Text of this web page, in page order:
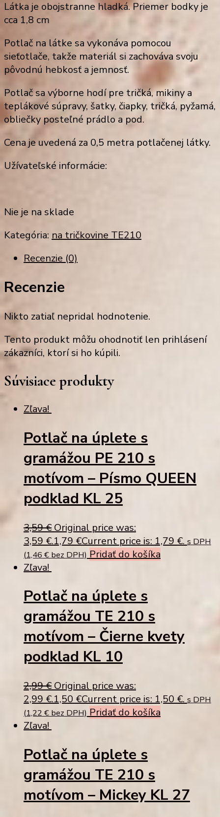
Látka je obojstranne hladká. Priemer bodky je
cca 1,8 cm
Potlač na látke sa vykonáva pomocou
sieťotlače, takže materiál si zachováva svoju
pôvodnú hebkosť a jemnosť.
Potlač sa výborne hodí pre tričká, mikiny a
teplákové súpravy, šatky, čiapky, tričká, pyžamá,
obliečky posteľné prádlo a pod.
Cena je uvedená za 0,5 metra potlačenej látky.
Užívateľské informácie:
Nie je na sklade
Kategória: na tričkovine TE210
Recenzie (0)
Recenzie
Nikto zatiaľ nepridal hodnotenie.
Tento produkt môžu ohodnotiť len prihlásení
zákazníci, ktorí si ho kúpili.
Súvisiace produkty
Zľava!
Potlač na úplete s
gramážou PE 210 s
motívom – Písmo QUEEN
podklad KL 25
3,59€ Original price was:
3,59 €.1,79 €Current price is: 1,79 €. s DPH
(1,46 € bez DPH) Pridať do košíka
Zľava!
Potlač na úplete s
gramážou TE 210 s
motívom – Čierne kvety
podklad KL 10
2,99€ Original price was:
2,99 €.1,50 €Current price is: 1,50 €. s DPH
(1,22 € bez DPH) Pridať do košíka
Zľava!
Potlač na úplete s
gramážou TE 210 s
motívom – Mickey KL 27